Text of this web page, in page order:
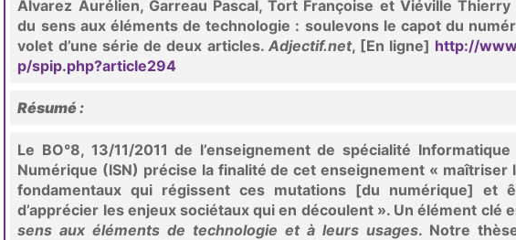
Alvarez Aurélien, Garreau Pascal, Tort Françoise et Viéville
du sens aux éléments de technologie : soulevons le capot du
volet d’une série de deux articles. Adjectif.net, [En ligne] http://
p/spip.php?article294
Résumé :
Le BO°8, 13/11/2011 de l’enseignement de spécialité
Numérique (ISN) précise la finalité de cet enseignement « maîtriser
fondamentaux qui régissent ces mutations [du numérique] et
d’apprécier les enjeux sociétaux qui en découlent ». Un élément clé
sens aux éléments de technologie et à leurs usages. Notre